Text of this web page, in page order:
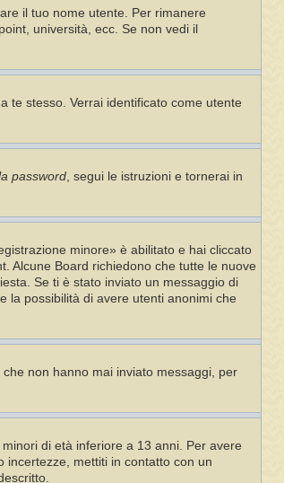
il tuo nome utente. Per rimanere
università, ecc. Se non vedi il
te stesso. Verrai identificato come utente
password, segui le istruzioni e tornerai in
minore» è abilitato e hai cliccato
Alcune Board richiedono che tutte le nuove
Se ti è stato inviato un messaggio di
la possibilità di avere utenti anonimi che
non hanno mai inviato messaggi, per
di età inferiore a 13 anni. Per avere
incertezze, mettiti in contatto con un